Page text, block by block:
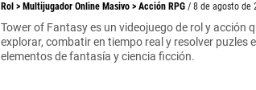
Rol > Multijugador Online Masivo > Acción RPG / 8 de agosto de
Tower of Fantasy es un videojuego de rol y acción
explorar, combatir en tiempo real y resolver puzles
elementos de fantasía y ciencia ficción.